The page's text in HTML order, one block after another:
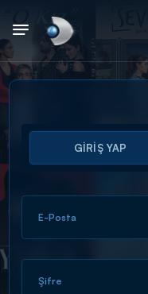
Arama
ARAMA SONUÇLARI
GİRİŞ YAP
E-Posta
Şifre